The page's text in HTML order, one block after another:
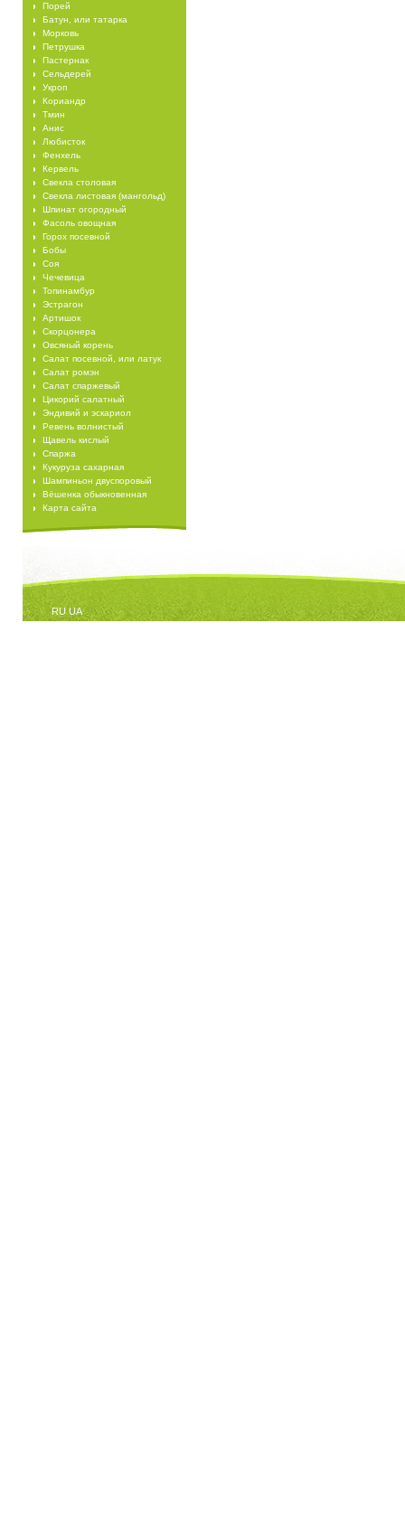
Порей
Батун, или татарка
Морковь
Петрушка
Пастернак
Сельдерей
Укроп
Кориандр
Тмин
Анис
Любисток
Фенхель
Кервель
Свекла столовая
Свекла листовая (мангольд)
Шпинат огородный
Фасоль овощная
Горох посевной
Бобы
Соя
Чечевица
Топинамбур
Эстрагон
Артишок
Скорцонера
Овсяный корень
Салат посевной, или латук
Салат ромэн
Салат спаржевый
Цикорий салатный
Эндивий и эскариол
Ревень волнистый
Щавель кислый
Спаржа
Кукуруза сахарная
Шампиньон двуспоровый
Вёшенка обыкновенная
Карта сайта
RU UA